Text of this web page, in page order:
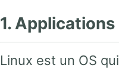
1.
Linux est un OS